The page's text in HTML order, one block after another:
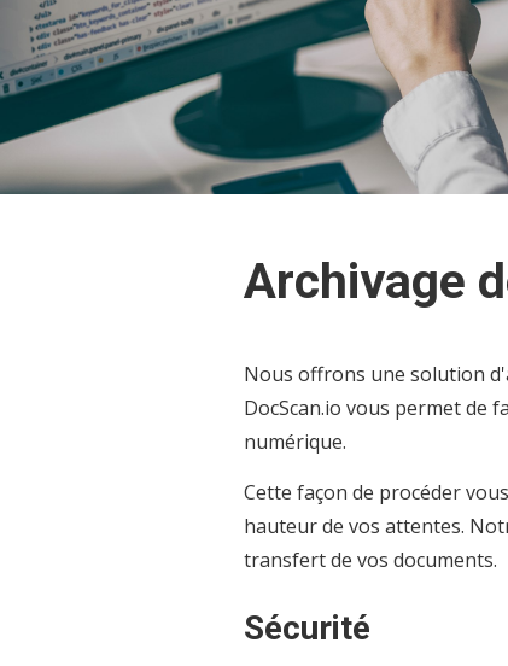
Archivage
Nous offrons une solution
DocScan.io vous permet de
numérique.
Cette façon de procéder
hauteur de vos attentes.
transfert de vos documents.
Sécurité